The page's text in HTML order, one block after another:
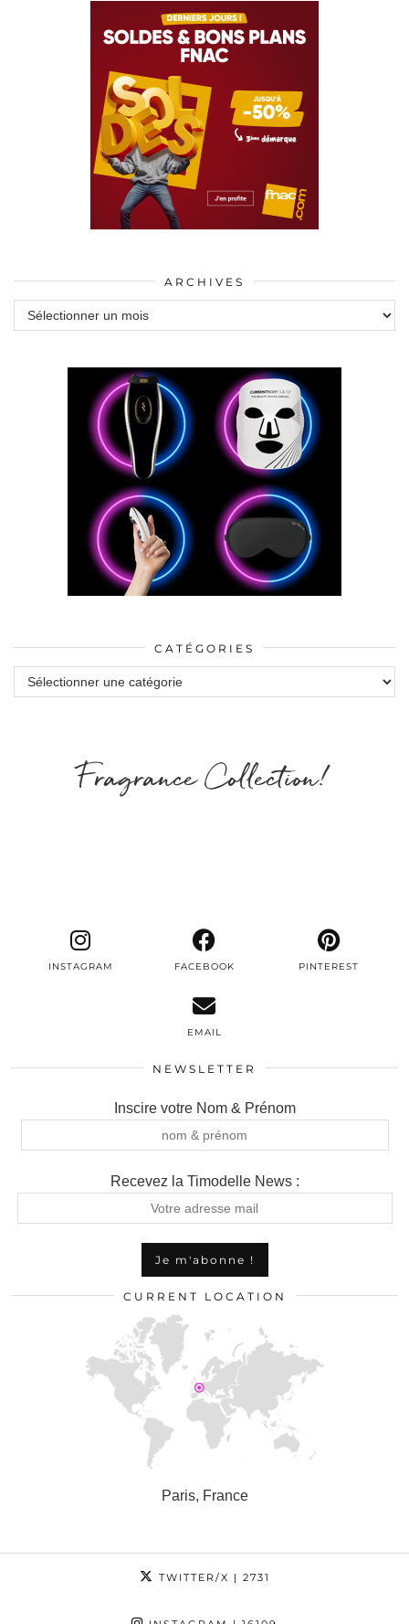
ARCHIVES
Archives
CATÉGORIES
Catégories
Fragrance Collection!
INSTAGRAM FACEBOOK PINTEREST
EMAIL
NEWSLETTER
Inscire votre Nom & Prénom
Recevez la Timodelle News :
CURRENT LOCATION
Paris, France
TWITTER/X | 2731